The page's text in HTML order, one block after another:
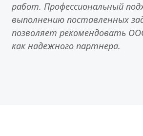
работ. Профессиональный
выполнению поставленных
позволяет рекомендовать
как надежного партнера.